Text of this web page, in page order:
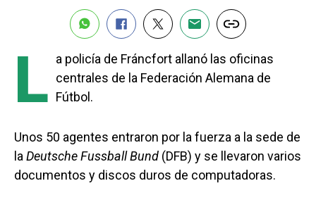
L a policía de Fráncfort allanó las oficinas
centrales de la Federación Alemana de
Fútbol.
Unos 50 agentes entraron por la fuerza a la sede de
la Deutsche Fussball Bund (DFB) y se llevaron varios
documentos y discos duros de computadoras.